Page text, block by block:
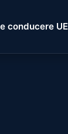
conducere UE